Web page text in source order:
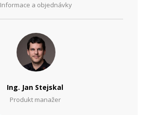
Informace a objednávky
Ing. Jan Stejskal
Produkt manažer